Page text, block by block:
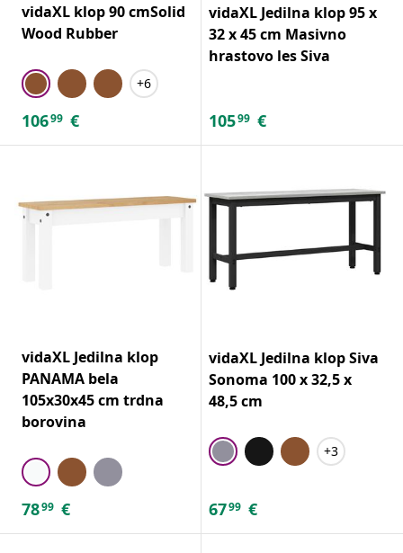
vidaXL klop 90 cmSolid
Wood Rubber
+6
10699 €
vidaXL Jedilna klop 95 x
32 x 45 cm Masivno
hrastovo les Siva
10599 €
vidaXL Jedilna klop
PANAMA bela
105x30x45 cm trdna
borovina
7899 €
vidaXL Jedilna klop Siva
Sonoma 100 x 32,5 x
48,5 cm
+3
6799 €